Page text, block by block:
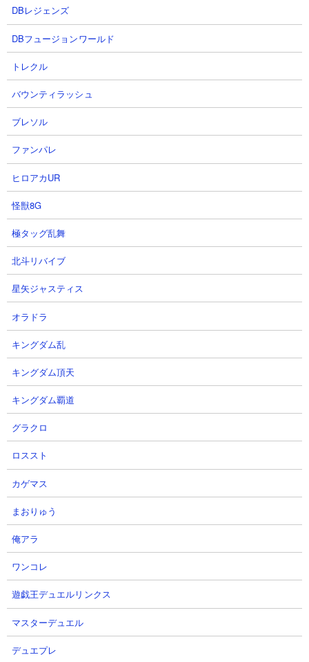
（※ 数値は「にゃんこ大戦争DB」さんを参考にしています）
【特性】
敵撃破時のお金2倍
【本能】
・一度だけ生き残る（MAX100％）
・攻撃力ダウン無効
・波動無効
・基本体力アップ（MAX20％増加）
・基本攻撃力アップ（MAX20％増加）
DBレジェンズ
DBフュージョンワールド
トレクル
バウンティラッシュ
ブレソル
ファンパレ
ヒロアカUR
怪獣8G
極タッグ乱舞
北斗リバイブ
星矢ジャスティス
オラドラ
キングダム乱
キングダム頂天
キングダム覇道
グラクロ
ロススト
カゲマス
まおりゅう
俺アラ
ワンコレ
遊戯王デュエルリンクス
マスターデュエル
デュエプレ